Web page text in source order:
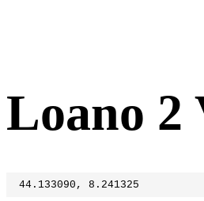
Loano 2
44.133090, 8.241325